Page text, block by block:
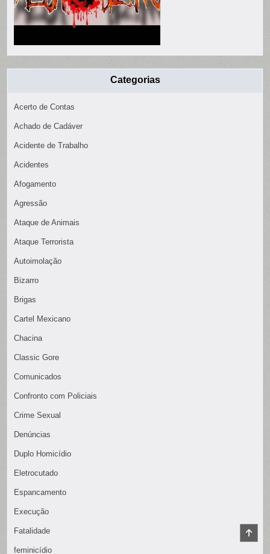
Categorias
Acerto de Contas
Achado de Cadáver
Acidente de Trabalho
Acidentes
Afogamento
Agressão
Ataque de Animais
Ataque Terrorista
Autoimolação
Bizarro
Brigas
Cartel Mexicano
Chacina
Classic Gore
Comunicados
Confronto com Policiais
Crime Sexual
Denúncias
Duplo Homicídio
Eletrocutado
Espancamento
Execução
Fatalidade
feminicídio
TO